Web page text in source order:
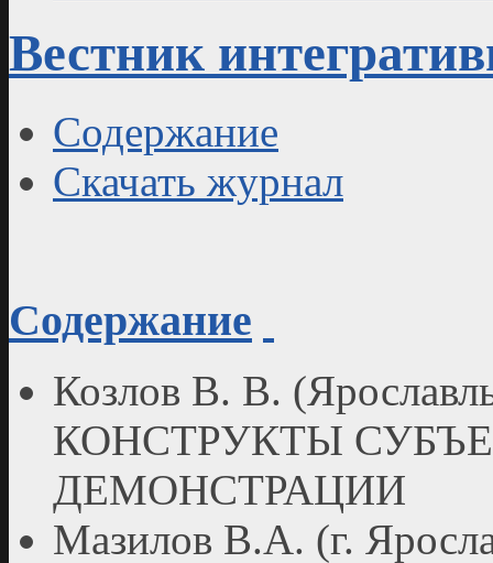
Вестник
Содержание
Скачать журнал
Содержание
Козлов В. В.
КОНСТРУКТЫ
ДЕМОНСТРАЦИИ
Мазилов В.А. (г.